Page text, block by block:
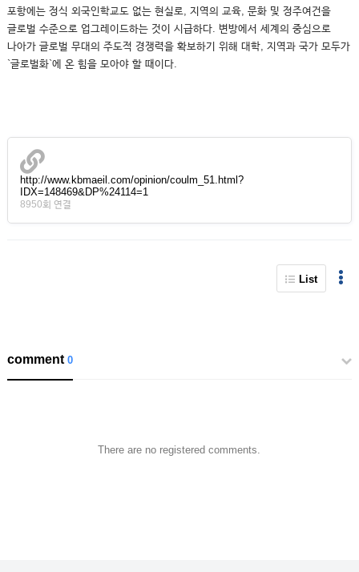
포항에는 정식 외국인학교도 없는 현실로, 지역의 교육, 문화 및 정주여건을
글로벌 수준으로 업그레이드하는 것이 시급하다. 변방에서 세계의 중심으로
나아가 글로벌 무대의 주도적 경쟁력을 확보하기 위해 대학, 지역과 국가 모두가
`글로벌화`에 온 힘을 모아야 할 때이다.
http://www.kbmaeil.com/opinion/coulm_51.html?
IDX=148469&DP%24114=1
8950회 연결
List
comment0
There are no registered comments.